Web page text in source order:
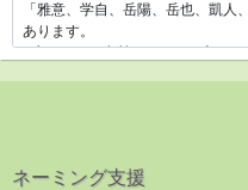
ネーミング支援